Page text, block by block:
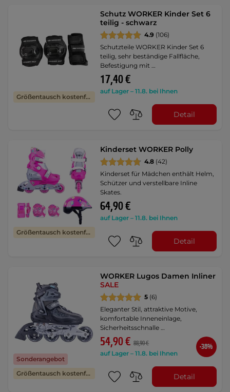
Größentausch kostenfrei
Schutz WORKER Kinder Set 6
teilig - schwarz
4.9 (106)
Schutzteile WORKER Kinder Set 6
teilig, sehr beständige Fallfläche,
Befestigung mit …
17,40 €
auf Lager – 11.8. bei Ihnen
Detail
Größentausch kostenfrei
Kinderset WORKER Polly
4.8 (42)
Kinderset für Mädchen enthält Helm,
Schützer und verstellbare Inline
Skates.
64,90 €
auf Lager – 11.8. bei Ihnen
Detail
Sonderangebot
Größentausch kostenfrei
WORKER Lugos Damen Inliner
SALE
5 (6)
Eleganter Stil, attraktive Motive,
komfortable Inneneinlage,
Sicherheitsschnalle …
54,90 € 88,90 €
auf Lager – 11.8. bei Ihnen
-38%
Detail